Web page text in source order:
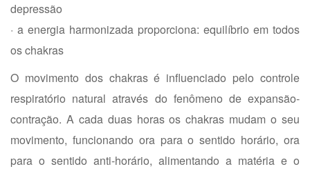
depressão
· a energia harmonizada proporciona: equilíbrio em todos
os chakras
O movimento dos chakras é influenciado pelo controle
respiratório natural através do fenômeno de expansão-
contração. A cada duas horas os chakras mudam o seu
movimento, funcionando ora para o sentido horário, ora
para o sentido anti-horário, alimentando a matéria e o